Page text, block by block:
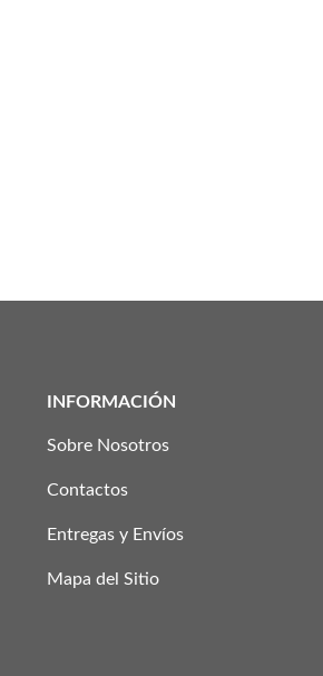
INFORMACIÓN
Sobre Nosotros
Contactos
Entregas y Envíos
Mapa del Sitio